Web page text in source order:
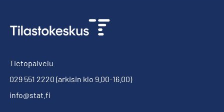
Tietopalvelu
029 551 2220 (arkisin klo 9.00-16.00)
info@stat.fi